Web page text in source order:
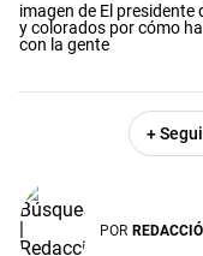
imagen de El
y colorados por cómo
con la gente
+
POR